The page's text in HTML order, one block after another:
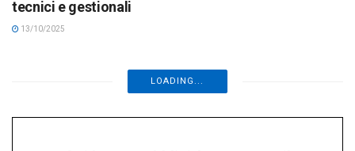
tecnici e gestionali
13/10/2025